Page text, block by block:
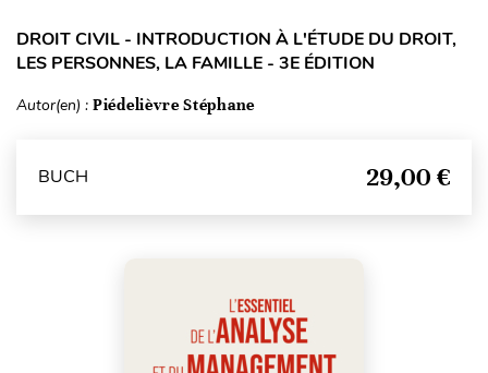
DROIT CIVIL - INTRODUCTION À L'ÉTUDE DU DROIT,
LES PERSONNES, LA FAMILLE - 3E ÉDITION
Autor(en) : Piédelièvre Stéphane
BUCH 29,00 €